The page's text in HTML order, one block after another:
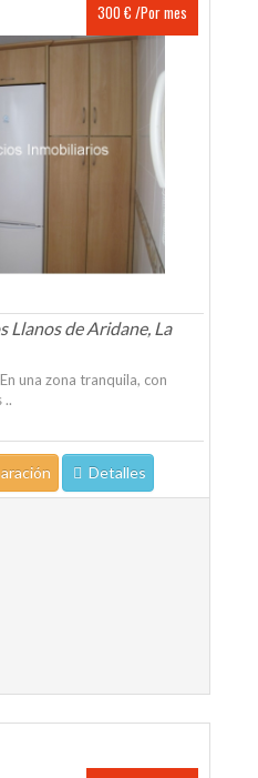
300 € /Por mes
Llanos de Aridane, La
una zona tranquila, con
..
Detalles